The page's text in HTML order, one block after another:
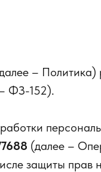
–
ФЗ-152).
(далее –
защиты